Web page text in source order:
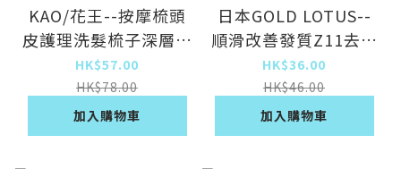
KAO/花王--按摩梳頭
皮護理洗髮梳子深層清
潔去頭屑滾梳【偏軟
型】x1個
HK$57.00
HK$78.00
加入購物車
日本GOLD LOTUS--
順滑改善發質Z11去屑
胺基酸蜂膠【洗髮乳】
450mlx1瓶裝
HK$36.00
HK$46.00
加入購物車